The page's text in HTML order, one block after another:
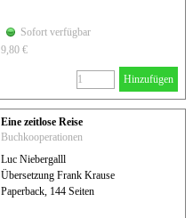
Sofort verfügbar
9,80 €
Hinzufügen
Eine zeitlose Reise
Buchkooperationen
Luc Niebergalll
Übersetzung Frank Krause
Paperback, 144 Seiten